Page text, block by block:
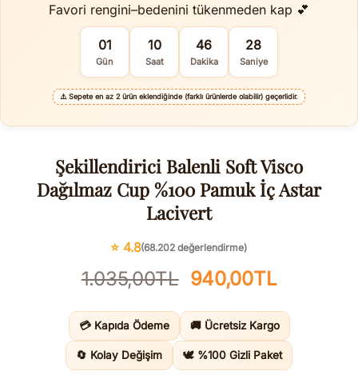
Favori rengini–bedenini tükenmeden kap 💕
01
Gün
10
Saat
46
Dakika
27
Saniye
⚠️ Sepete en az 2 ürün eklendiğinde (farklı ürünlerde olabilir) geçerlidir.
Şekillendirici Balenli Soft Visco
Dağılmaz Cup %100 Pamuk İç Astar
Lacivert
⭐ 4.8(68.202 değerlendirme)
1.035,00TL Orijinal
1.035,00TL.
940,00TLŞu
fiyat:
💳 Kapıda Ödeme 🚚 Ücretsiz Kargo
🔄 Kolay Değişim 🕊️ %100 Gizli Paket